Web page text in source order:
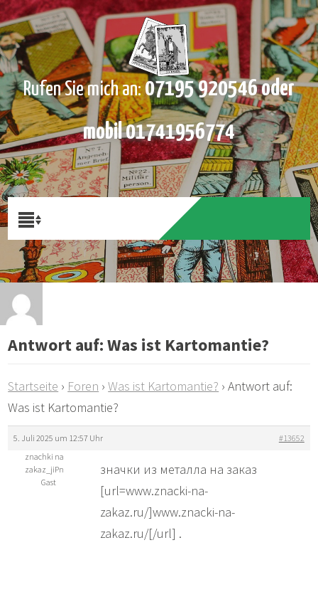
Rufen Sie mich an:07195 920546 oder
mobil 01741956774
Antwort auf: Was ist Kartomantie?
Startseite › Foren › Was ist Kartomantie? › Antwort auf:
Was ist Kartomantie?
5. Juli 2025 um 12:57 Uhr
#13652
znachki na
zakaz_jiPn
Gast
значки из металла на заказ
[url=www.znacki-na-
zakaz.ru/]www.znacki-na-
zakaz.ru/[/url] .